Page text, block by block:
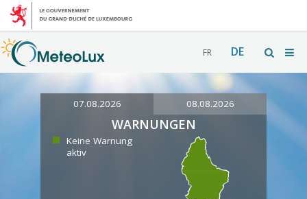
FR DE
07.08.2026 08.08.2026
WARNUNGEN
Keine Warnung
aktiv